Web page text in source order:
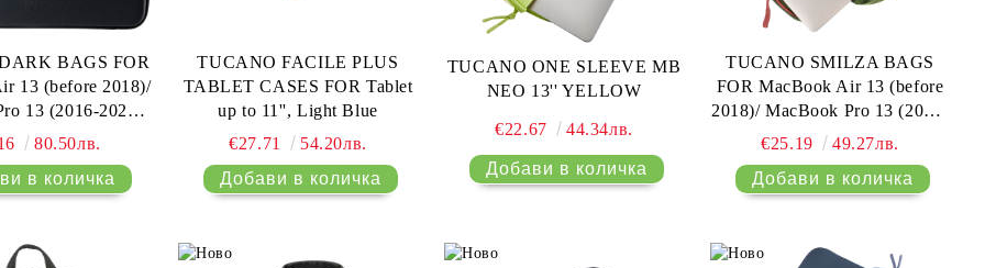
BAGS FOR
13 (before 2018)/
13 (2016-2020)/
13 (2018-2020)/
14 Black
80.50лв.
TUCANO FACILE PLUS
TABLET CASES FOR Tablet
up to 11'', Light Blue
€27.71
54.20лв.
TUCANO ONE SLEEVE MB
NEO 13'' YELLOW
€22.67 44.34лв.
TUCANO SMILZA BAGS
FOR MacBook Air 13 (before
2018)/ MacBook Pro 13 (2016-
2020)/ MacBook Air 13 (2018-
Laptop 14 Green
€25.19 49.27лв.